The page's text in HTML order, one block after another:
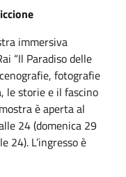
immersiva
“Il Paradiso delle
fotografie
le storie e il fascino
è aperta al
24 (domenica 29
24). L’ingresso è